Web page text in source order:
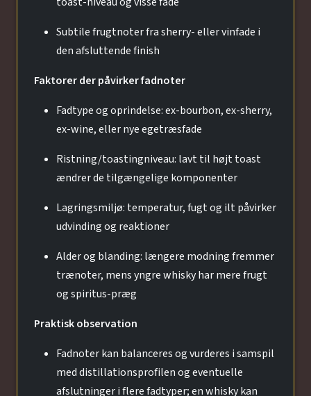
Subtile frugtnoter fra sherry- eller vinfade i
den afsluttende finish
Faktorer der påvirker fadnoter
Fadtype og oprindelse: ex-bourbon, ex-sherry,
ex-wine, eller nye egetræsfade
Ristning/toastingniveau: lavt til højt toast
ændrer de tilgængelige komponenter
Lagringsmiljø: temperatur, fugt og ilt påvirker
udvinding og reaktioner
Alder og blanding: længere modning fremmer
trænoter, mens yngre whisky har mere frugt
og spiritus-præg
Praktisk observation
Fadnoter kan balanceres og vurderes i samspil
med distillationsprofilen og eventuelle
afslutninger i flere fadtyper; en whisky kan